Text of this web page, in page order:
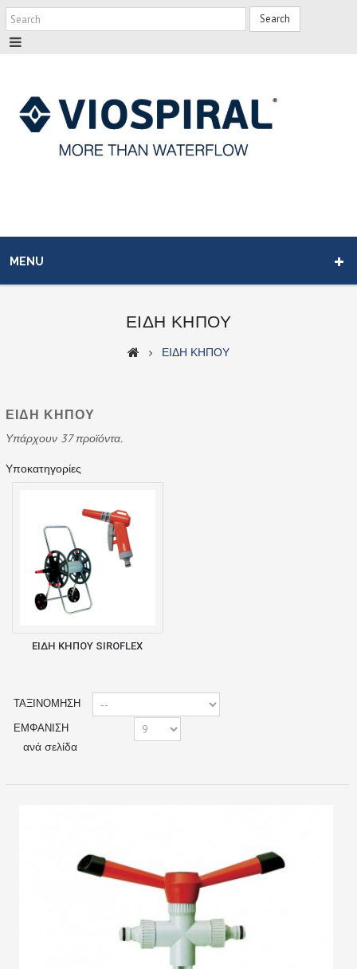
Search
MENU
ΕΙΔΗ ΚΗΠΟΥ
ΕΙΔΗ ΚΗΠΟΥ
ΕΙΔΗ ΚΗΠΟΥ
Υπάρχουν 37 προϊόντα.
Υποκατηγορίες
ΕΙΔΗ ΚΗΠΟΥ SIROFLEX
ΤΑΞΙΝΌΜΗΣΗ
ΕΜΦΆΝΙΣΗ
ανά σελίδα